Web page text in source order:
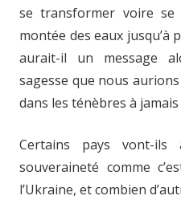
se transformer voire se
montée des eaux jusqu’à
aurait-il un message
sagesse que nous
dans les ténèbres à jamais
Certains pays vont-
souveraineté comme
l’Ukraine, et combien